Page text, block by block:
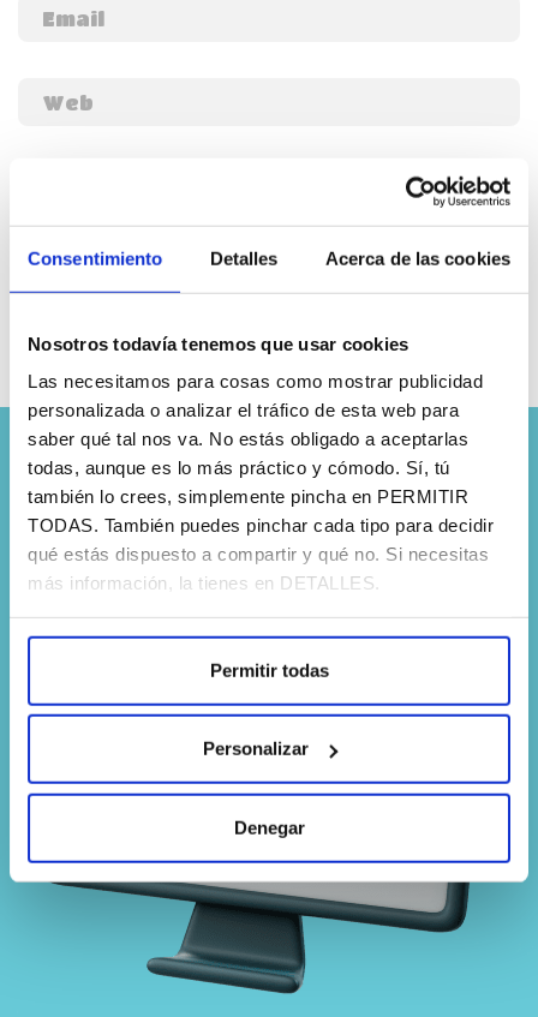
Consentimiento Detalles Acerca de las cookies
Nosotros todavía tenemos que usar cookies
Las necesitamos para cosas como mostrar publicidad
personalizada o analizar el tráfico de esta web para
saber qué tal nos va. No estás obligado a aceptarlas
todas, aunque es lo más práctico y cómodo. Sí, tú
también lo crees, simplemente pincha en PERMITIR
TODAS. También puedes pinchar cada tipo para decidir
qué estás dispuesto a compartir y qué no. Si necesitas
más información, la tienes en DETALLES.
Permitir todas
Personalizar
Denegar
Guarda mi nombre, correo electrónico y web en este
navegador para la próxima vez que comente.